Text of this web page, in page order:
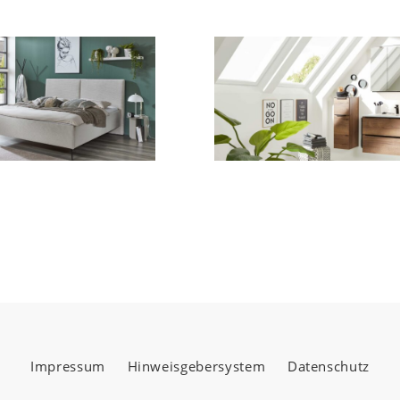
Impressum Hinweisgebersystem Datenschutz